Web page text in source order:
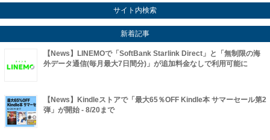
サイト内検索
新着記事
【News】LINEMOで「SoftBank Starlink Direct」と「無制限の海
外データ通信(毎月最大7日間分)」が追加料金なしで利用可能に
【News】Kindleストアで「最大65％OFF Kindle本 サマーセール第2
弾」が開始 - 8/20まで